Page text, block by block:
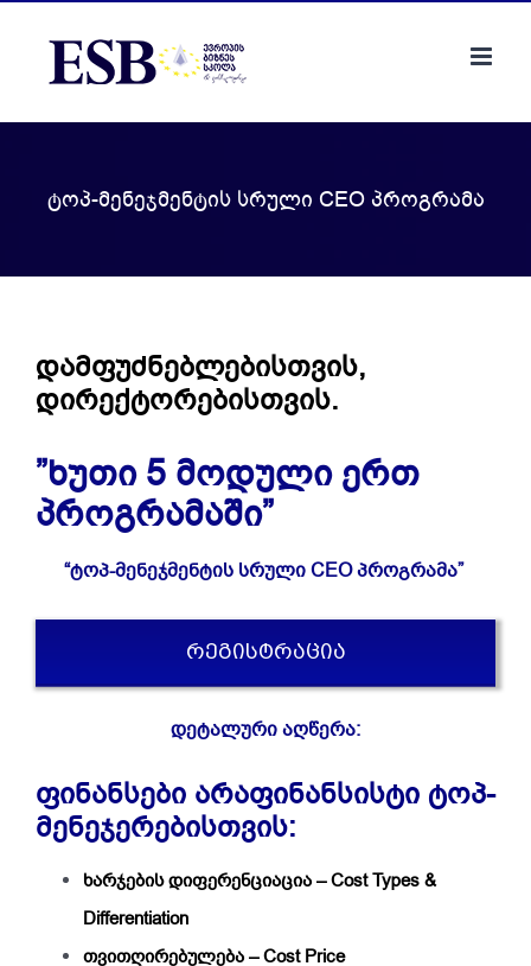
ტოპ-მენეჯმენტის სრული CEO პროგრამა
დამფუძნებლებისთვის,
დირექტორებისთვის.
”ხუთი 5 მოდული ერთ
პროგრამაში”
“ტოპ-მენეჯმენტის სრული CEO პროგრამა”
ᲠᲔᲒᲘᲡᲢᲠᲐᲪᲘᲐ
დეტალური აღწერა:
ფინანსები არაფინანსისტი ტოპ-
მენეჯერებისთვის:
ხარჯების დიფერენციაცია – Cost Types &
Differentiation
თვითღირებულება – Cost Price